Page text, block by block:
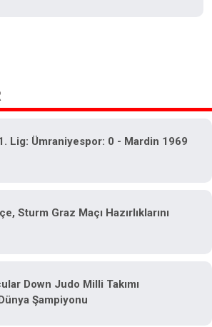
Lig: Ümraniyespor: 0 - Mardin 1969
Sturm Graz Maçı Hazırlıklarını
Down Judo Milli Takımı
Şampiyonu